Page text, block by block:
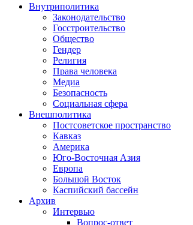
Внутриполитика
Законодательство
Госстроительство
Общество
Гендер
Религия
Права человека
Медиа
Безопасность
Социальная сфера
Внешполитика
Постсоветское пространство
Кавказ
Америка
Юго-Восточная Азия
Европа
Большой Восток
Каспийский бассейн
Архив
Интервью
Вопрос-ответ